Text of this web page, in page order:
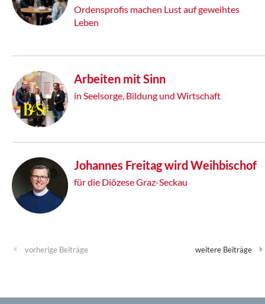
Ordensprofis machen Lust auf geweihtes
Leben
Arbeiten mit Sinn
in Seelsorge, Bildung und Wirtschaft
Johannes Freitag wird Weihbischof
für die Diözese Graz-Seckau
vorherige Beiträge weitere Beiträge